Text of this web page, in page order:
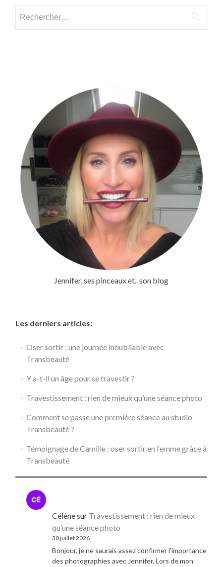
Jennifer, ses pinceaux et.. son blog
Les derniers articles:
Oser sortir : une journée inoubliable avec
Transbeauté
Y a-t-il un âge pour se travestir ?
Travestissement : rien de mieux qu’une séance photo
Comment se passe une première séance au studio
Transbeauté ?
Témoignage de Camille : oser sortir en femme grâce à
Transbeauté
Célènesur Travestissement : rien de mieux
qu’une séance photo
30 juillet 2026
Bonjour, je ne saurais assez confirmer l'importance
des photographies avec Jennifer. Lors de mon